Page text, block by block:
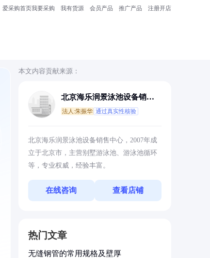
爱采购首页我要采购 我有货源 会员产品 推广产品 注册开店
本文内容贡献来源：
北京海乐润景泳池设备销售
法人:朱振华 通过真实性核验
北京海乐润景泳池设备销售中心，2007年成
立于北京市，主营别墅游泳池、游泳池循环
等，专业权威，经验丰富。
在线咨询 查看店铺
热门文章
无缝钢管的常用规格及壁厚